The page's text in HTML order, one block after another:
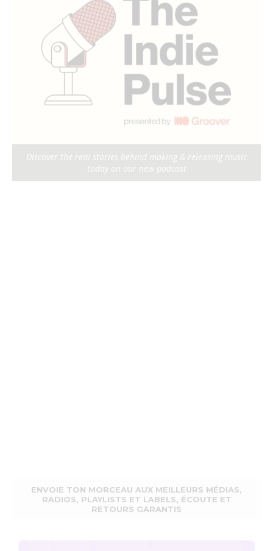
Discover the real stories behind making & releasing music
today on our new podcast
ENVOIE TON MORCEAU AUX MEILLEURS MÉDIAS,
RADIOS, PLAYLISTS ET LABELS, ÉCOUTE ET
RETOURS GARANTIS